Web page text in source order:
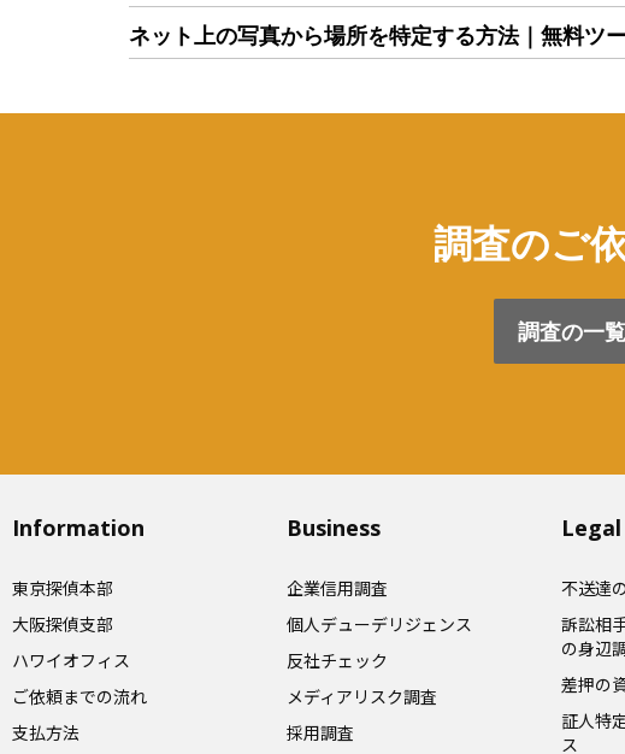
ネット上の写真から場所を特定する方法｜無料ツ
調査のご
調査の一覧
Information
東京探偵本部
大阪探偵支部
ハワイオフィス
ご依頼までの流れ
支払方法
Business
企業信用調査
個人デューデリジェンス
反社チェック
メディアリスク調査
採用調査
Legal
不送達
訴訟相
の身辺
差押の
証人特
ス